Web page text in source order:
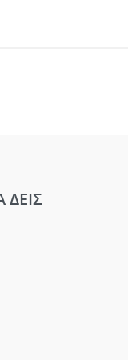
ΔΕΙΣ